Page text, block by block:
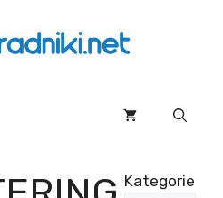
Kategorie